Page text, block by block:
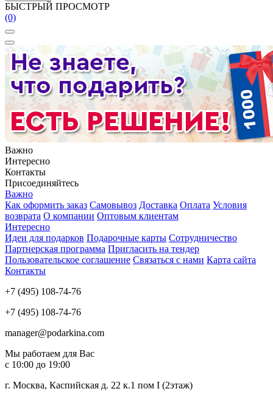
БЫСТРЫЙ ПРОСМОТР
(0)
Важно
Интересно
Контакты
Присоединяйтесь
Важно
Как оформить заказ Самовывоз Доставка Оплата Условия
возврата О компании Оптовым клиентам
Интересно
Идеи для подарков Подарочные карты Сотрудничество
Партнерская программа Пригласить на тендер
Пользовательское соглашение Связаться с нами Карта сайта
Контакты
+7 (495) 108-74-76
+7 (495) 108-74-76
manager@podarkina.com
Мы работаем для Вас
с 10:00 до 19:00
г. Москва, Каспийская д. 22 к.1 пом I (2этаж)